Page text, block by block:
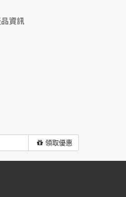
資訊
領取優惠